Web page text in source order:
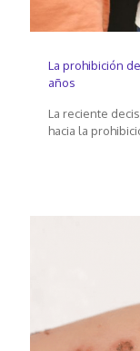
La prohibición
años
La reciente
hacia la